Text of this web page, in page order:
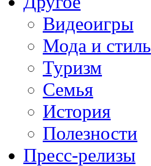
Видеоигры
Мода и стиль
Туризм
Семья
История
Полезности
Пресс-релизы